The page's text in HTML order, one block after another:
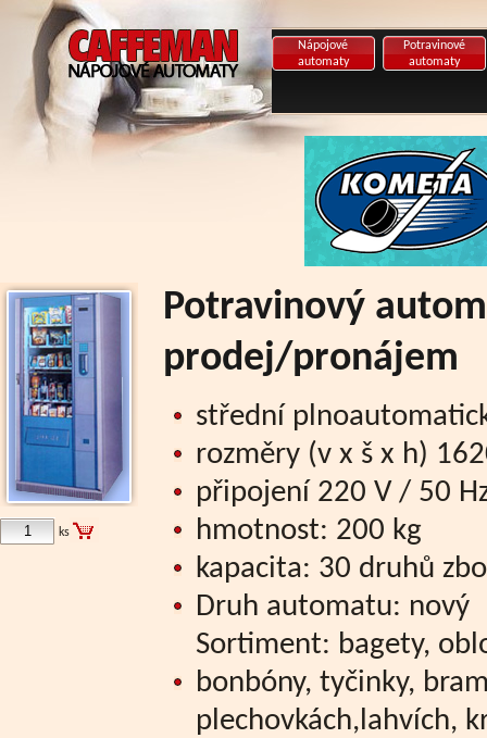
Nápojové
automaty
Potravinové
automaty
ks
Potravinový
prodej/pronájem
střední
rozměry (v x š x h)
připojení 220 V / 50
hmotnost: 200 kg
kapacita: 30 druhů
Druh automatu: nový
Sortiment: bagety,
bonbóny, tyčinky,
plechovkách,lahvích,